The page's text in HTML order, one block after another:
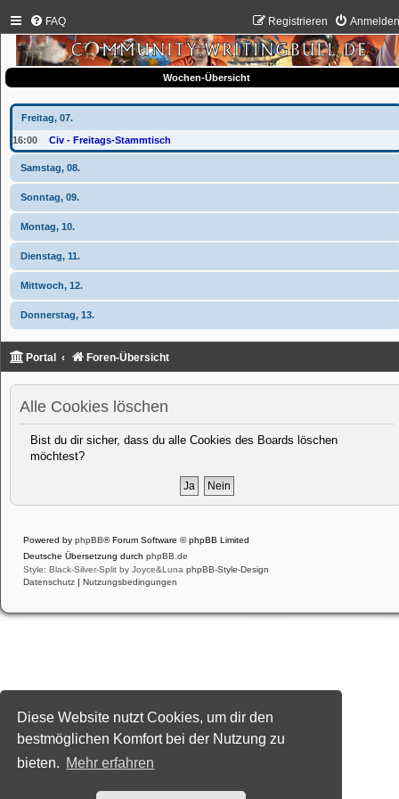
Diese Website nutzt Cookies, um dir den
bestmöglichen Komfort bei der Nutzung zu
bieten. Mehr erfahren
FAQ Registrieren
Wochen-Übersicht
Freitag, 07.
16:00 Civ - Freitags-Stammtisch
Samstag, 08.
Sonntag, 09.
Montag, 10.
Dienstag, 11.
Mittwoch, 12.
Donnerstag, 13.
Portal Foren-Übersicht
Alle Cookies löschen
Bist du dir sicher, dass du alle Cookies des Boards löschen
möchtest?
Powered by phpBB® Forum Software © phpBB Limited
Deutsche Übersetzung durch phpBB.de
Style: Black-Silver-Split by Joyce&Luna phpBB-Style-Design
Datenschutz
Nutzungsbedingungen